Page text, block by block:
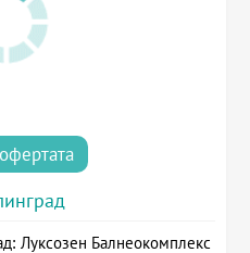
Луксозен Балнеокомплекс